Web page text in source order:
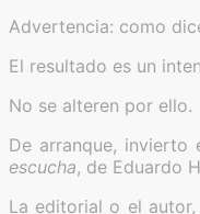
Advertencia: como
El resultado es un
No se alteren por ello.
De arranque, invierto
escucha, de Eduardo
La editorial o el